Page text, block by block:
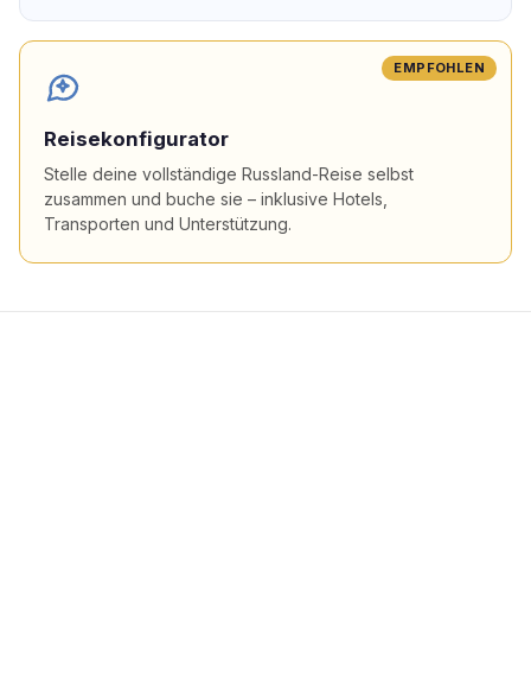
EMPFOHLEN
Reisekonfigurator
Stelle deine vollständige Russland-Reise selbst
zusammen und buche sie – inklusive Hotels,
Transporten und Unterstützung.